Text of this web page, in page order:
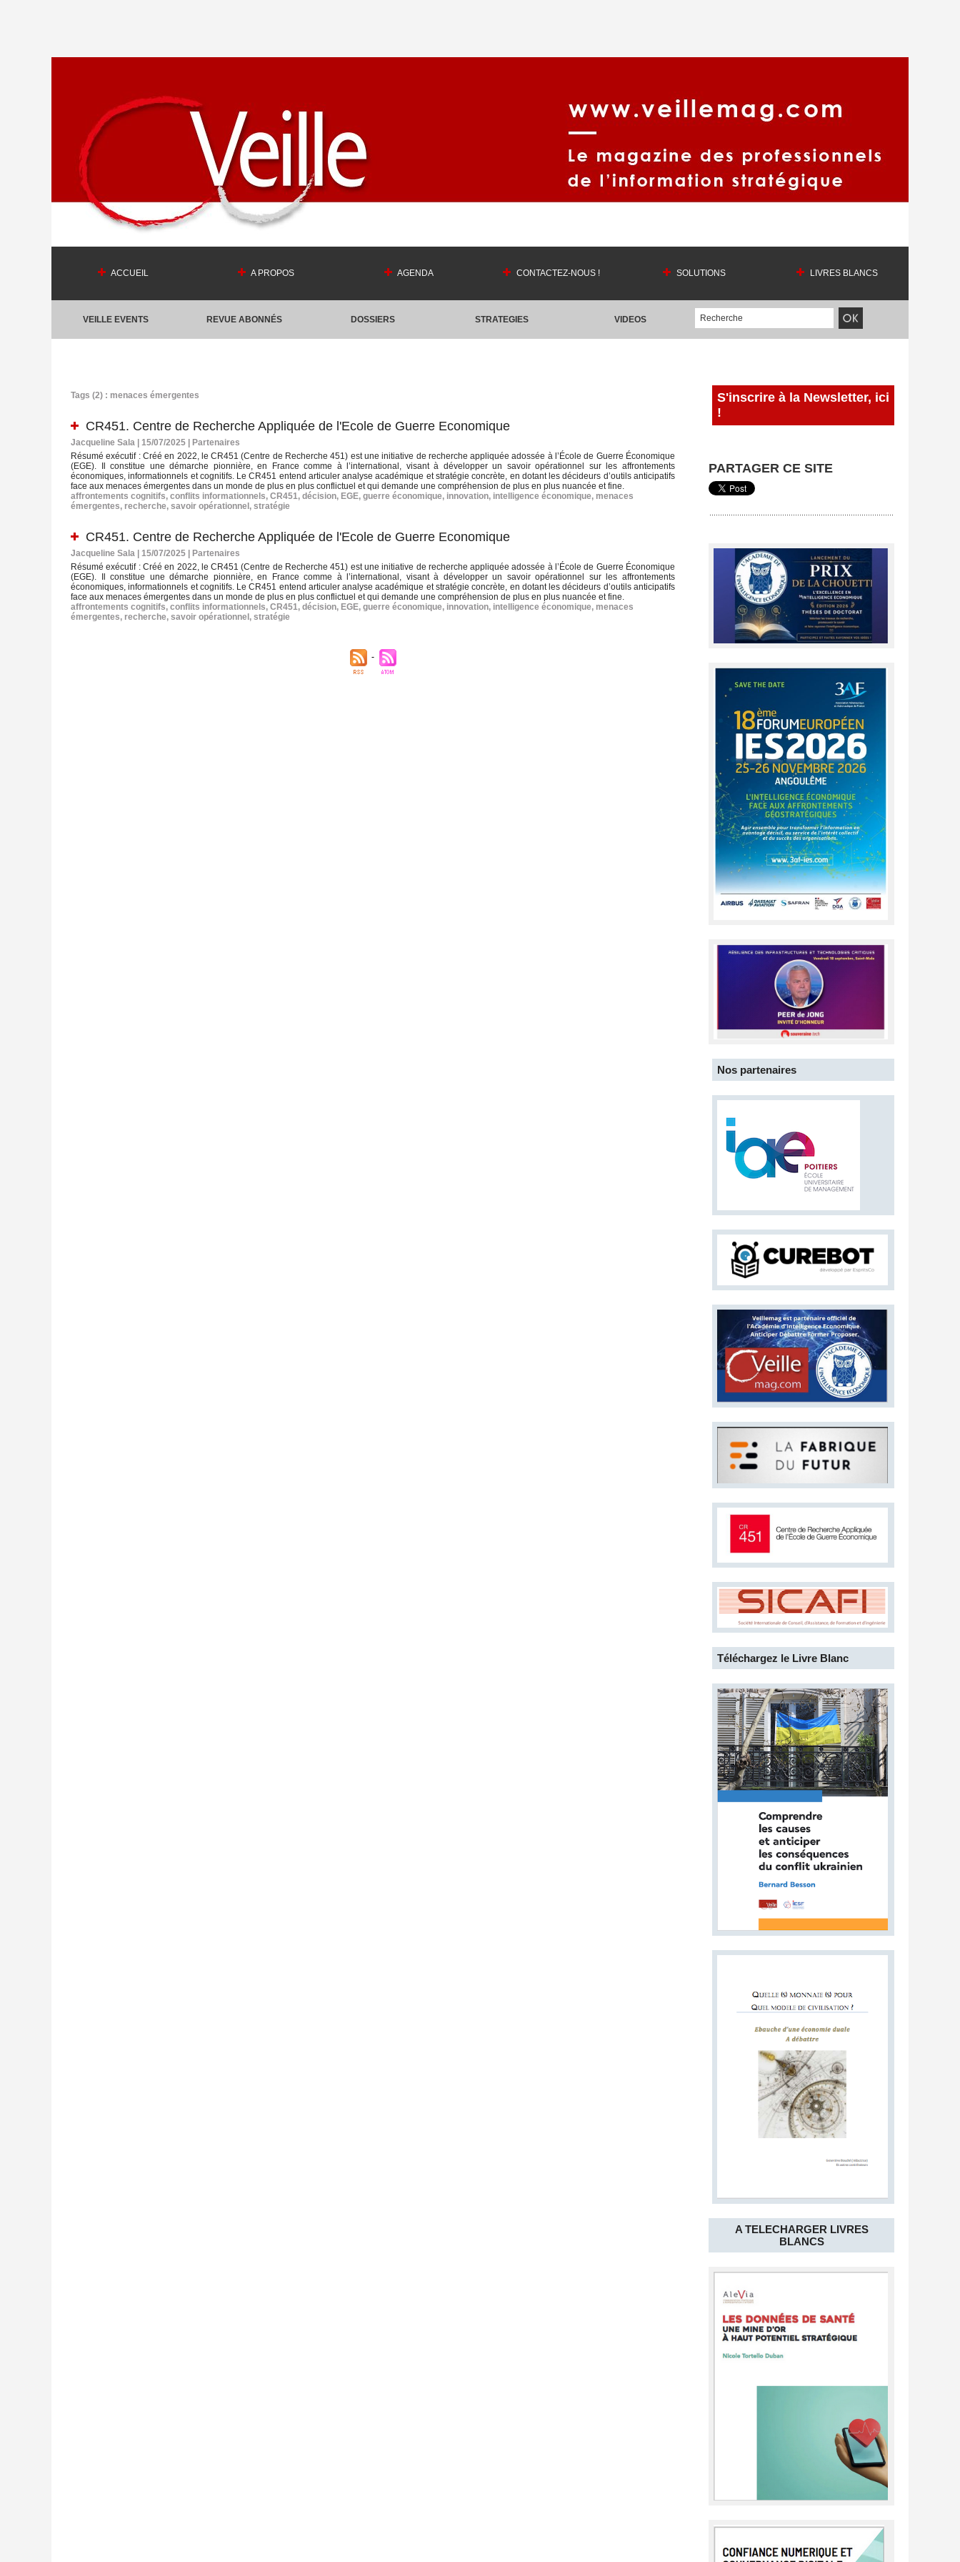
ACCUEIL A PROPOS AGENDA CONTACTEZ-NOUS ! SOLUTIONS LIVRES BLANCS
VEILLE EVENTS REVUE ABONNÉS DOSSIERS STRATEGIES VIDEOS
Tags (2) : menaces émergentes
CR451. Centre de Recherche Appliquée de l'Ecole de Guerre Economique
Jacqueline Sala | 15/07/2025
Partenaires
Résumé exécutif : Créé en 2022, le CR451 (Centre de Recherche 451) est une initiative de recherche appliquée adossée à l’École de Guerre Économique
(EGE). Il constitue une démarche pionnière, en France comme à l’international, visant à développer un savoir opérationnel sur les affrontements
économiques, informationnels et cognitifs. Le CR451 entend articuler analyse académique et stratégie concrète, en dotant les décideurs d’outils anticipatifs
face aux menaces émergentes dans un monde de plus en plus conflictuel et qui demande une compréhension de plus en plus nuancée et fine.
affrontements cognitifs, conflits informationnels, CR451, décision, EGE, guerre économique, innovation, intelligence économique, menaces
émergentes, recherche, savoir opérationnel , stratégie
CR451. Centre de Recherche Appliquée de l'Ecole de Guerre Economique
Jacqueline Sala | 15/07/2025
Partenaires
Résumé exécutif : Créé en 2022, le CR451 (Centre de Recherche 451) est une initiative de recherche appliquée adossée à l’École de Guerre Économique
(EGE). Il constitue une démarche pionnière, en France comme à l’international, visant à développer un savoir opérationnel sur les affrontements
économiques, informationnels et cognitifs. Le CR451 entend articuler analyse académique et stratégie concrète, en dotant les décideurs d’outils anticipatifs
face aux menaces émergentes dans un monde de plus en plus conflictuel et qui demande une compréhension de plus en plus nuancée et fine.
affrontements cognitifs, conflits informationnels, CR451, décision, EGE, guerre économique, innovation, intelligence économique, menaces
émergentes, recherche, savoir opérationnel , stratégie
S'inscrire à la Newsletter, ici
!
PARTAGER CE SITE
Nos partenaires
Téléchargez le Livre Blanc
A TELECHARGER LIVRES
BLANCS